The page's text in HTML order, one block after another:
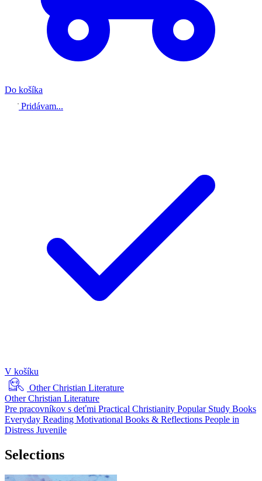
Do košíka
Pridávam...
V košíku
Other Christian Literature
Other Christian Literature
Pre pracovníkov s deťmi Practical Christianity Popular Study Books
Everyday Reading Motivational Books & Reflections People in
Distress Juvenile
Selections